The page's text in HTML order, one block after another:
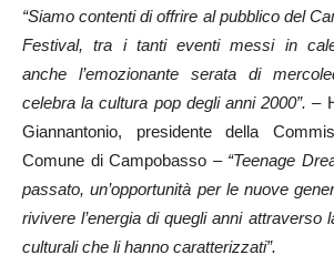
“Siamo contenti di offrire al pubblico del
Festival, tra i tanti eventi messi in
anche l’emozionante serata di
celebra la cultura pop degli anni 2000”. –
Giannantonio, presidente della
Comune di Campobasso –“Teenage
passato, un’opportunità per le nuove
rivivere l’energia di quegli anni attraverso
culturali che li hanno caratterizzati”.